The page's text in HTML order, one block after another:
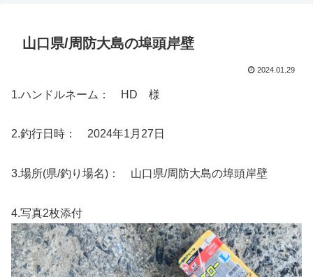
山口県/周防大島の埠頭岸壁
2024.01.29
1.ハンドルネーム： HD 様
2.釣行日時： 2024年1月27日
3.場所(県/釣り場名)： 山口県/周防大島の埠頭岸壁
4.写真2枚添付